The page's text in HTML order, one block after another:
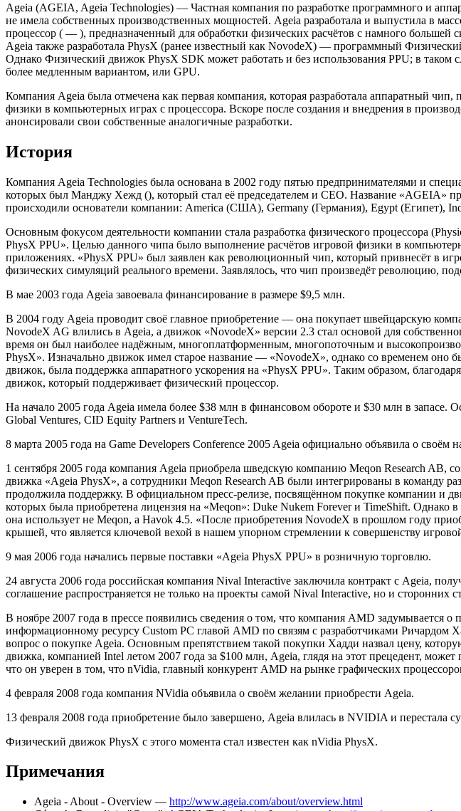
Ageia (AGEIA, Ageia Technologies) — Частная компания по разработке программного и
не имела собственных производственных мощностей. Ageia разработала и выпустила в
процессор ( — ), предназначенный для обработки физических расчётов с намного
Ageia также разработала PhysX (ранее известный как NovodeX) — программный
Однако Физический движок PhysX SDK может работать и без использования PPU; в таком
более медленным вариантом, или GPU.
Компания Ageia была отмечена как первая компания, которая разработала аппаратный чип,
физики в компьютерных играх с процессора. Вскоре после создания и внедрения в
анонсировали свои собственные аналогичные разработки.
История
Компания Ageia Technologies была основана в 2002 году пятью предпринимателями и
которых был Манджу Хежд (), который стал её председателем и CEO. Название «AGEIA»
происходили основатели компании: America (США), Germany (Германия), Egypt (Египет),
Основным фокусом деятельности компании стала разработка физического процессора
PhysX PPU». Целью данного чипа было выполнение расчётов игровой физики в
приложениях. «PhysX PPU» был заявлен как революционный чип, который привнесёт в
физических симуляций реального времени. Заявлялось, что чип произведёт революцию,
В мае 2003 года Ageia завоевала финансирование в размере $9,5 млн.
В 2004 году Ageia проводит своё главное приобретение — она покупает швейцарскую
NovodeX AG влились в Ageia, а движок «NovodeX» версии 2.3 стал основой для
время он был наиболее надёжным, многоплатформенным, многопоточным и
PhysX». Изначально движок имел старое название — «NovodeX», однако со временем
движок, была поддержка аппаратного ускорения на «PhysX PPU». Таким образом,
движок, который поддерживает физический процессор.
На начало 2005 года Ageia имела более $38 млн в финансовом обороте и $30 млн в запасе.
Global Ventures, CID Equity Partners и VentureTech.
8 марта 2005 года на Game Developers Conference 2005 Ageia официально объявила о
1 сентября 2005 года компания Ageia приобрела шведскую компанию Meqon Research AB,
движка «Ageia PhysX», а сотрудники Meqon Research AB были интегрированы в команду
продолжила поддержку. В официальном пресс-релизе, посвящённом покупке компании и
которых была приобретена лицензия на «Meqon»: Duke Nukem Forever и TimeShift. Однако в
она использует не Meqon, а Havok 4.5. «После приобретения NovodeX в прошлом году
крышей, что является ключевой вехой в нашем упорном стремлении к совершенству
9 мая 2006 года начались первые поставки «Ageia PhysX PPU» в розничную торговлю.
24 августа 2006 года российская компания Nival Interactive заключила контракт с Ageia,
соглашение распространяется не только на проекты самой Nival Interactive, но и сторонних
В ноябре 2007 года в прессе появились сведения о том, что компания AMD
информационному ресурсу Custom PC главой AMD по связям с разработчиками
вопрос о покупке Ageia. Основным препятствием такой покупки Хадди назвал цену,
движка, компанией Intel летом 2007 года за $100 млн, Ageia, глядя на этот прецедент,
что он уверен в том, что nVidia, главный конкурент AMD на рынке графических
4 февраля 2008 года компания NVidia объявила о своём желании приобрести Ageia.
13 февраля 2008 года приобретение было завершено, Ageia влилась в NVIDIA и перестала
Физический движок PhysX с этого момента стал известен как nVidia PhysX.
Примечания
Ageia - About - Overview — http://www.ageia.com/about/overview.html